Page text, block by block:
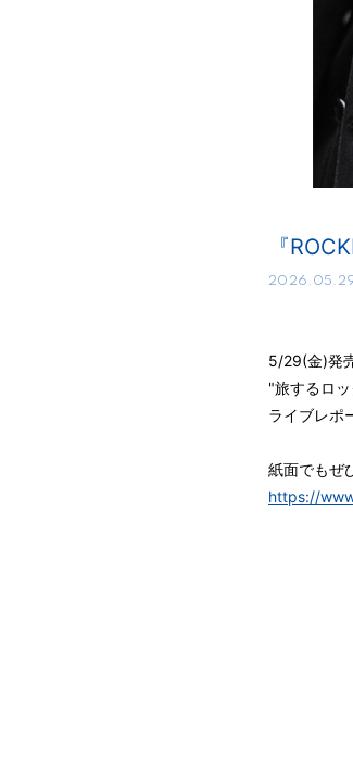
『
5/29(金)発
"旅するロ
ライブレポ
紙面でもぜ
https://